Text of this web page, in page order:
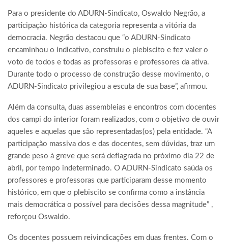
Para o presidente do ADURN-Sindicato, Oswaldo Negrão, a
participação histórica da categoria representa a vitória da
democracia. Negrão destacou que “o ADURN-Sindicato
encaminhou o indicativo, construiu o plebiscito e fez valer o
voto de todos e todas as professoras e professores da ativa.
Durante todo o processo de construção desse movimento, o
ADURN-Sindicato privilegiou a escuta de sua base”, afirmou.
Além da consulta, duas assembleias e encontros com docentes
dos campi do interior foram realizados, com o objetivo de ouvir
aqueles e aquelas que são representadas(os) pela entidade. “A
participação massiva dos e das docentes, sem dúvidas, traz um
grande peso à greve que será deflagrada no próximo dia 22 de
abril, por tempo indeterminado. O ADURN-Sindicato saúda os
professores e professoras que participaram desse momento
histórico, em que o plebiscito se confirma como a instância
mais democrática o possível para decisões dessa magnitude” ,
reforçou Oswaldo.
Os docentes possuem reivindicações em duas frentes. Com o